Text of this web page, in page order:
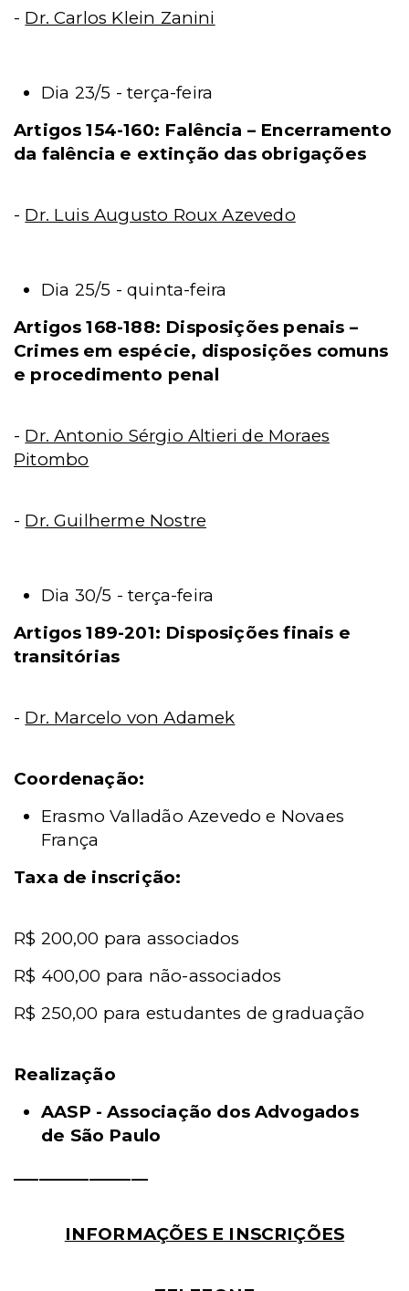
- Dr. Carlos Klein Zanini
Dia 23/5 - terça-feira
Artigos 154-160: Falência – Encerramento
da falência e extinção das obrigações
- Dr. Luis Augusto Roux Azevedo
Dia 25/5 - quinta-feira
Artigos 168-188: Disposições penais –
Crimes em espécie, disposições comuns
e procedimento penal
- Dr. Antonio Sérgio Altieri de Moraes
Pitombo
- Dr. Guilherme Nostre
Dia 30/5 - terça-feira
Artigos 189-201: Disposições finais e
transitórias
- Dr. Marcelo von Adamek
Coordenação:
Erasmo Valladão Azevedo e Novaes
França
Taxa de inscrição:
R$ 200,00 para associados
R$ 400,00 para não-associados
R$ 250,00 para estudantes de graduação
Realização
AASP - Associação dos Advogados
de São Paulo
INFORMAÇÕES E INSCRIÇÕES